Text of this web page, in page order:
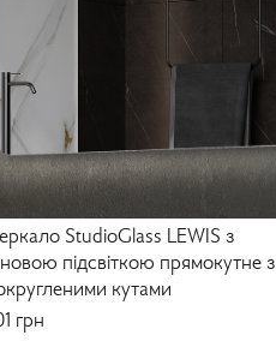
StudioGlass LEWIS з
підсвіткою прямокутне з
кутами
грн